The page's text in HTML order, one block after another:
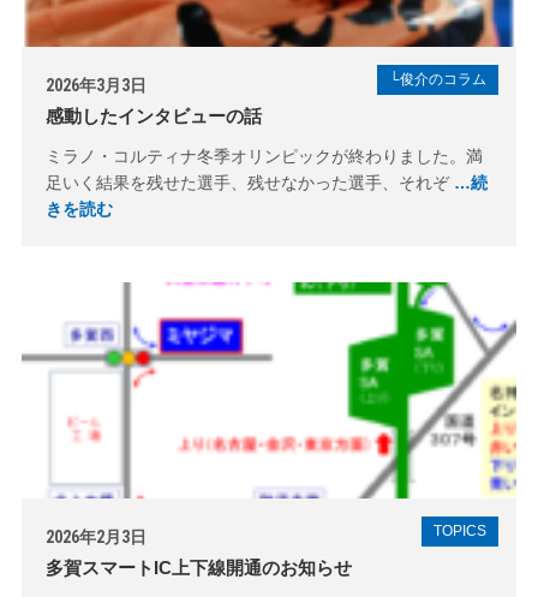
└俊介のコラム
2026年3月3日
感動したインタビューの話
ミラノ・コルティナ冬季オリンピックが終わりました。満
足いく結果を残せた選手、残せなかった選手、それぞ …続
きを読む
TOPICS
2026年2月3日
多賀スマートIC上下線開通のお知らせ